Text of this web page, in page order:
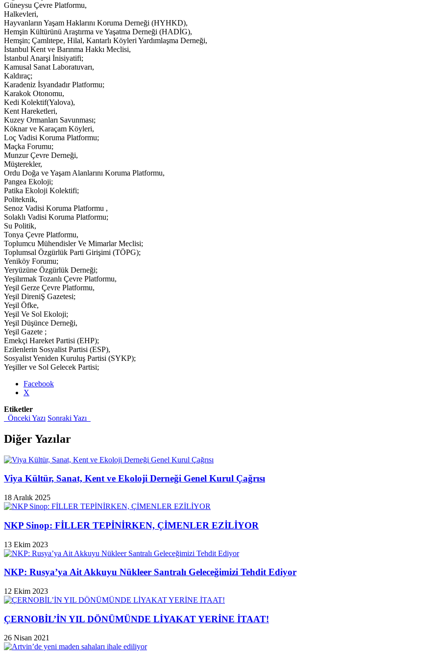
Güneysu Çevre Platformu,
Halkevleri,
Hayvanların Yaşam Haklarını Koruma Derneği (HYHKD),
Hemşin Kültürünü Araştırma ve Yaşatma Derneği (HADİG),
Hemşin; Çamlıtepe, Hilal, Kantarlı Köyleri Yardımlaşma Derneği,
İstanbul Kent ve Barınma Hakkı Meclisi,
İstanbul Anarşi İnisiyatifi;
Kamusal Sanat Laboratuvarı,
Kaldıraç;
Karadeniz İsyandadır Platformu;
Karakok Otonomu,
Kedi Kolektif(Yalova),
Kent Hareketleri,
Kuzey Ormanları Savunması;
Köknar ve Karaçam Köyleri,
Loç Vadisi Koruma Platformu;
Maçka Forumu;
Munzur Çevre Derneği,
Müşterekler,
Ordu Doğa ve Yaşam Alanlarını Koruma Platformu,
Pangea Ekoloji;
Patika Ekoloji Kolektifi;
Politeknik,
Senoz Vadisi Koruma Platformu ,
Solaklı Vadisi Koruma Platformu;
Su Politik,
Tonya Çevre Platformu,
Toplumcu Mühendisler Ve Mimarlar Meclisi;
Toplumsal Özgürlük Parti Girişimi (TÖPG);
Yeniköy Forumu;
Yeryüzüne Özgürlük Derneği;
Yeşilırmak Tozanlı Çevre Platformu,
Yeşil Gerze Çevre Platformu,
Yeşil DireniŞ Gazetesi;
Yeşil Öfke,
Yeşil Ve Sol Ekoloji;
Yeşil Düşünce Derneği,
Yeşil Gazete ;
Emekçi Hareket Partisi (EHP);
Ezilenlerin Sosyalist Partisi (ESP),
Sosyalist Yeniden Kuruluş Partisi (SYKP);
Yeşiller ve Sol Gelecek Partisi;
Share
"HES
ve
Fuarı
Protestosu
/
14
2014"
Facebook
X
Etiketler
Önceki Yazı Sonraki Yazı
Diğer Yazılar
Viya Kültür, Sanat, Kent ve Ekoloji Derneği Genel Kurul Çağrısı
18 Aralık 2025
NKP Sinop: FİLLER TEPİNİRKEN, ÇİMENLER EZİLİYOR
13 Ekim 2023
NKP: Rusya’ya Ait Akkuyu Nükleer Santralı Geleceğimizi Tehdit Ediyor
12 Ekim 2023
ÇERNOBİL’İN YIL DÖNÜMÜNDE LİYAKAT YERİNE İTAAT!
26 Nisan 2021